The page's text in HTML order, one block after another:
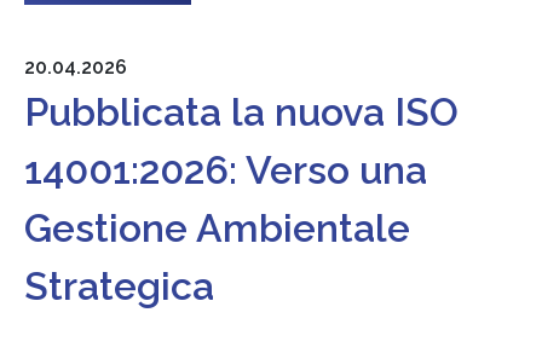
20.04.2026
Pubblicata la nuova ISO
14001:2026: Verso una
Gestione Ambientale
Strategica